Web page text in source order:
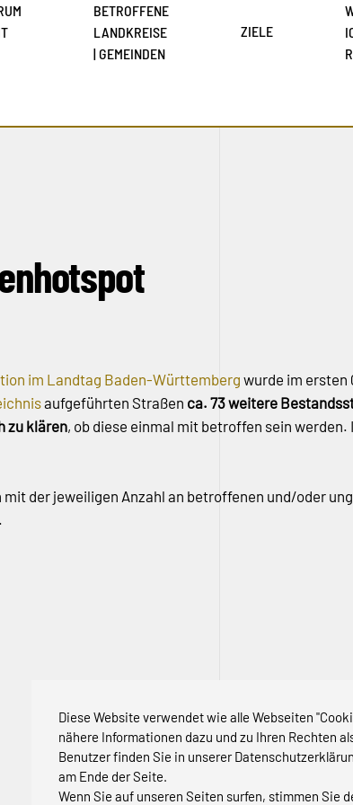
Diese Website verwendet wie alle Webseiten
nähere Informationen dazu und zu Ihren Rechten
Benutzer finden Sie in unserer
am Ende der Seite.
Wenn Sie auf unseren Seiten surfen, stimmen Sie
BETROFFENE
LANDKREISE
| GEMEINDEN
ZIELE
im Landtag Baden-Württembergwurde im ersten
aufgeführten Straßen ca. 73 weitere
zu klären, ob diese einmal mit betroffen sein
der jeweiligen Anzahl an betroffenen und/oder